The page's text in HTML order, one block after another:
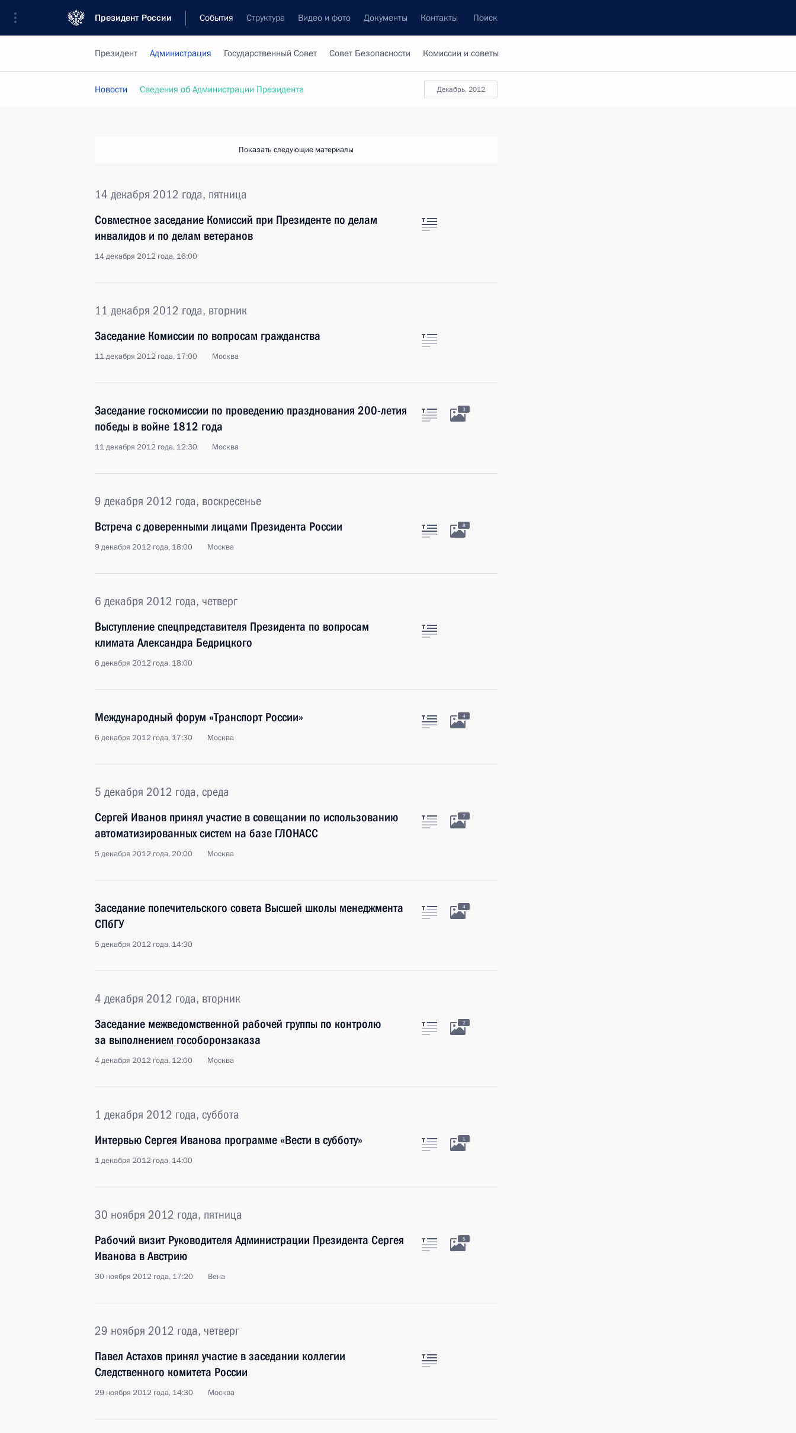
Президент России События Структура Видео и фото Документы Контакты Поиск
Президент Администрация Государственный Совет Совет Безопасности Комиссии и советы
декабрь, 2012
Новости Сведения об Администрации Президента
Показать следующие материалы
14 декабря 2012 года, пятница
Совместное заседание Комиссий при Президенте по делам
инвалидов и по делам ветеранов
14 декабря 2012 года, 16:00
11 декабря 2012 года, вторник
Заседание Комиссии по вопросам гражданства
11 декабря 2012 года, 17:00 Москва
Заседание госкомиссии по проведению празднования 200-летия
победы в войне 1812 года
11 декабря 2012 года, 12:30 Москва
3
9 декабря 2012 года, воскресенье
Встреча с доверенными лицами Президента России
9 декабря 2012 года, 18:00 Москва
8
6 декабря 2012 года, четверг
Выступление спецпредставителя Президента по вопросам
климата Александра Бедрицкого
6 декабря 2012 года, 18:00
Международный форум «Транспорт России»
6 декабря 2012 года, 17:30 Москва
4
5 декабря 2012 года, среда
Сергей Иванов принял участие в совещании по использованию
автоматизированных систем на базе ГЛОНАСС
5 декабря 2012 года, 20:00 Москва
7
Заседание попечительского совета Высшей школы менеджмента
СПбГУ
5 декабря 2012 года, 14:30
4
4 декабря 2012 года, вторник
Заседание межведомственной рабочей группы по контролю
за выполнением гособоронзаказа
4 декабря 2012 года, 12:00 Москва
2
1 декабря 2012 года, суббота
Интервью Сергея Иванова программе «Вести в субботу»
1 декабря 2012 года, 14:00
1
30 ноября 2012 года, пятница
Рабочий визит Руководителя Администрации Президента Сергея
Иванова в Австрию
30 ноября 2012 года, 17:20 Вена
5
29 ноября 2012 года, четверг
Павел Астахов принял участие в заседании коллегии
Следственного комитета России
29 ноября 2012 года, 14:30 Москва